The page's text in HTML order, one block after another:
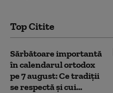
Top Citite
Sărbătoare importantă
în calendarul ortodox
pe 7 august: Ce tradiții
se respectă și cui...